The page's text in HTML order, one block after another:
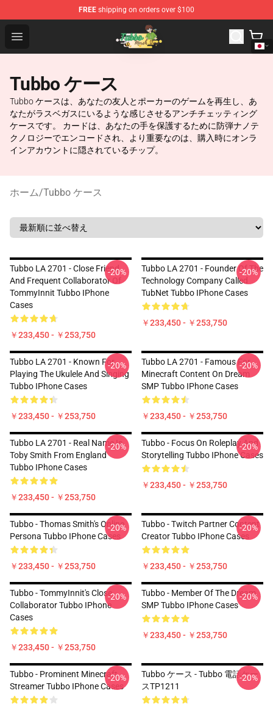
FREE shipping on orders over $100
Open menu
Tubbo Store - Official Tubbo Merchandise Shop
Tubbo ケース
Tubbo ケースは、あなたの友人とポーカーのゲームを再生し、あ
なたがラスベガスにいるような感じさせるアンチチェッティング
ケースです。 カードは、あなたの手を保護するために防弾ナノテ
クノロジーでエンコードされ、より重要なのは、購入時にオンラ
インアカウントに隠されているチップ。
ホーム/Tubbo ケース
Tubbo LA 2701 - Close Friend
And Frequent Collaborator Of
TommyInnit Tubbo IPhone
Cases
￥233,450 - ￥253,750
-20%
Tubbo LA 2701 - Founder Of The
Technology Company Called
TubNet Tubbo IPhone Cases
￥233,450 - ￥253,750
-20%
Tubbo LA 2701 - Known For
Playing The Ukulele And Singing
Tubbo IPhone Cases
￥233,450 - ￥253,750
-20%
Tubbo LA 2701 - Famous For
Minecraft Content On Dream
SMP Tubbo IPhone Cases
￥233,450 - ￥253,750
-20%
Tubbo LA 2701 - Real Name Is
Toby Smith From England
Tubbo IPhone Cases
￥233,450 - ￥253,750
-20%
Tubbo - Focus On Roleplay And
Storytelling Tubbo IPhone Cases
￥233,450 - ￥253,750
-20%
Tubbo - Thomas Smith's Online
Persona Tubbo IPhone Cases
￥233,450 - ￥253,750
-20%
Tubbo - Twitch Partner Content
Creator Tubbo IPhone Cases
￥233,450 - ￥253,750
-20%
Tubbo - TommyInnit's Close
Collaborator Tubbo IPhone
Cases
￥233,450 - ￥253,750
-20%
Tubbo - Member Of The Dream
SMP Tubbo IPhone Cases
￥233,450 - ￥253,750
-20%
Tubbo - Prominent Minecraft
Streamer Tubbo IPhone Cases
-20%
Tubbo ケース - Tubbo 電話ケー
スTP1211
-20%